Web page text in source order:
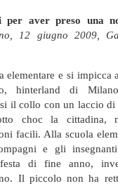
per aver preso una
12 giugno 2009,
elementare e si impicca
hinterland di
il collo con un laccio di
choc la cittadina,
facili. Alla scuola
e gli
di fine anno,
Il piccolo non ha